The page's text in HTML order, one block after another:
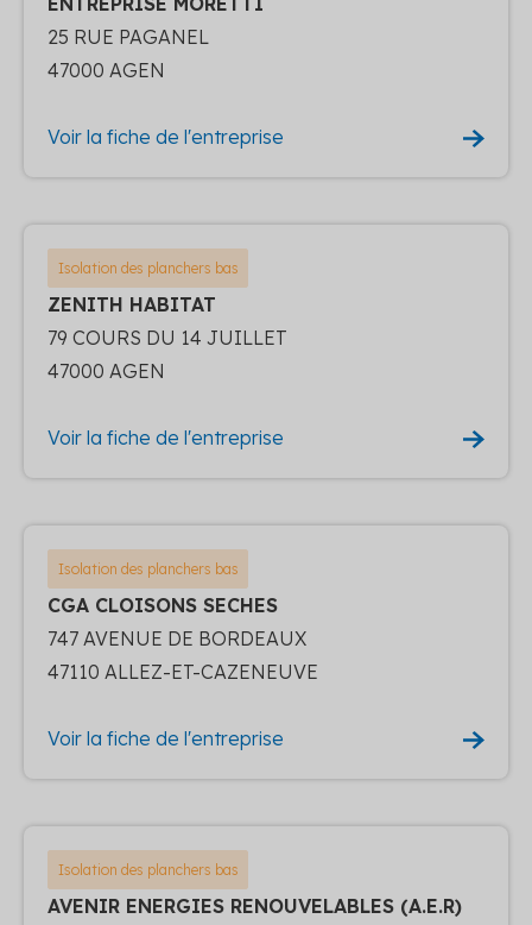
25 RUE PAGANEL
47000 AGEN
Voir la fiche de l'entreprise
Isolation des planchers bas
ZENITH HABITAT
79 COURS DU 14 JUILLET
47000 AGEN
Voir la fiche de l'entreprise
Isolation des planchers bas
CGA CLOISONS SECHES
747 AVENUE DE BORDEAUX
47110 ALLEZ-ET-CAZENEUVE
Voir la fiche de l'entreprise
Isolation des planchers bas
AVENIR ENERGIES RENOUVELABLES (A.E.R)